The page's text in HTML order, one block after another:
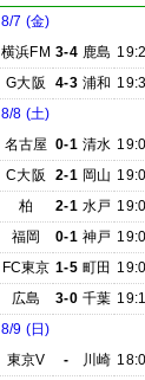
8/7 (金)
横浜FM 3-4 鹿島
G大阪
4-3 浦和
8/8 (土)
名古屋 0-1 清水
C大阪
2-1 岡山
柏
2-1 水戸
福岡
0-1 神戸
FC東京 1-5 町田
広島
3-0 千葉
8/9 (日)
東京V
- 川崎